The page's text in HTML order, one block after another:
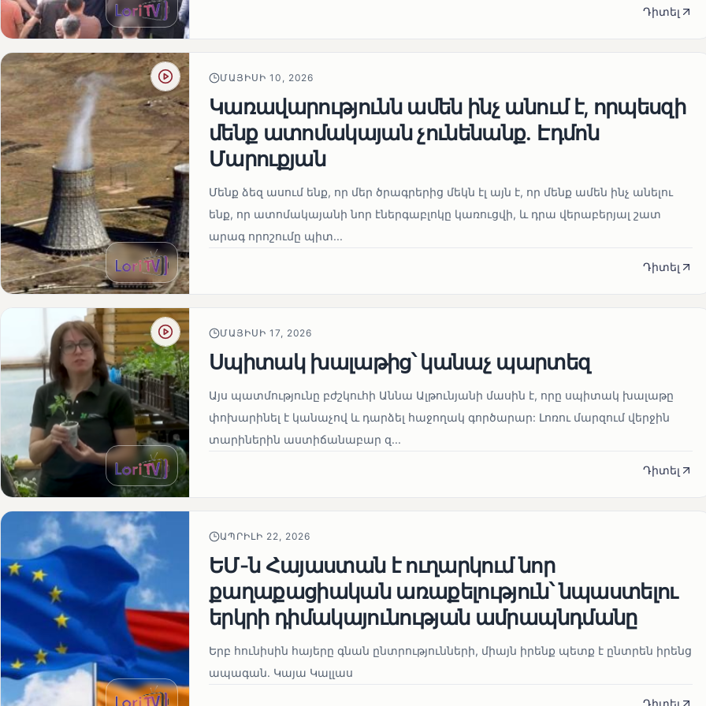
Դիտել
ՄԱՅԻՍԻ 10, 2026
Կառավարությունն ամեն ինչ անում է, որպեսզի
մենք ատոմակայան չունենանք․ Էդմոն
Մարուքյան
Մենք ձեզ ասում ենք, որ մեր ծրագրերից մեկն էլ այն է, որ մենք ամեն ինչ անելու
ենք, որ ատոմակայանի նոր էներգաբլոկը կառուցվի, և դրա վերաբերյալ շատ
արագ որոշումը պիտ...
Դիտել
ՄԱՅԻՍԻ 17, 2026
Սպիտակ խալաթից՝ կանաչ պարտեզ
Այս պատմությունը բժշկուհի Աննա Ալթունյանի մասին է, որը սպիտակ խալաթը
փոխարինել է կանաչով և դարձել հաջողակ գործարար: Լոռու մարզում վերջին
տարիներին աստիճանաբար զ...
Դիտել
ԱՊՐԻԼԻ 22, 2026
ԵՄ-ն Հայաստան է ուղարկում նոր
քաղաքացիական առաքելություն՝ նպաստելու
երկրի դիմակայունության ամրապնդմանը
Երբ հունիսին հայերը գնան ընտրությունների, միայն իրենք պետք է ընտրեն իրենց
ապագան. Կայա Կալլաս